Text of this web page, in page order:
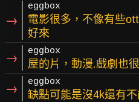
→
eggbox
電影很多，不像有些
好來
→ eggbox
屋的片，動漫.戲劇也
→ eggbox
缺點可能是沒4k還有